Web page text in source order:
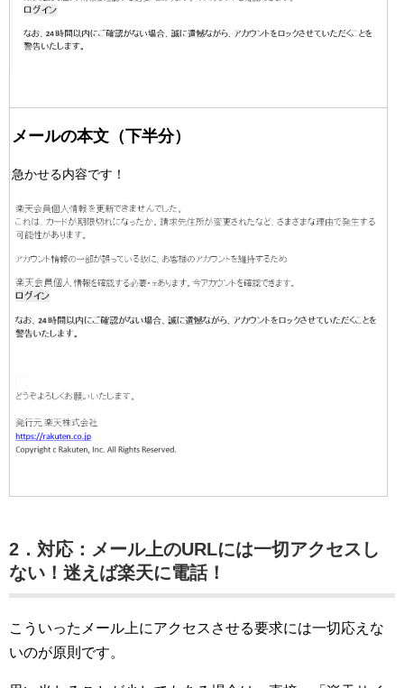
メールの本文（下半分）
急かせる内容です！
2．対応：メール上のURLには一切アクセスし
ない！迷えば楽天に電話！
こういったメール上にアクセスさせる要求には一切応えな
いのが原則です。